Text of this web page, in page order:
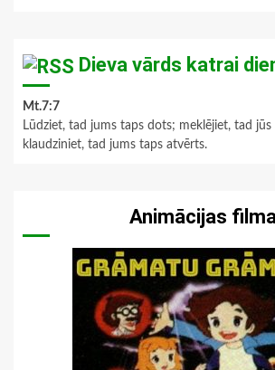
Dieva vārds katrai
Mt.7:7
Lūdziet, tad jums taps dots; meklējiet, tad jūs
klaudziniet, tad jums taps atvērts.
Animācijas filma